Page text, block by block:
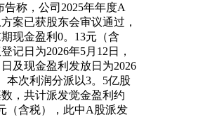
告称，公司2025年年度A
案已获股东会审议通过，
现金盈利0。13元（含
记日为2026年5月12日，
及现金盈利发放日为2026
本次利润分派以3。5亿股
，共计派发觉金盈利约
（含税），此中A股派发